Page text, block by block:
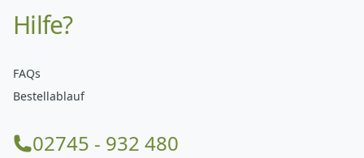
Hilfe?
FAQs
Bestellablauf
02745 - 932 480